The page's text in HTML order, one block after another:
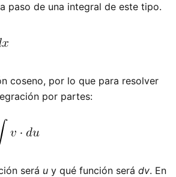
paso de una integral de este tipo.
coseno, por lo que para resolver
por partes:
será u y qué función serádv. En